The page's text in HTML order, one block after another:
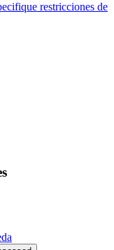
restricciones de